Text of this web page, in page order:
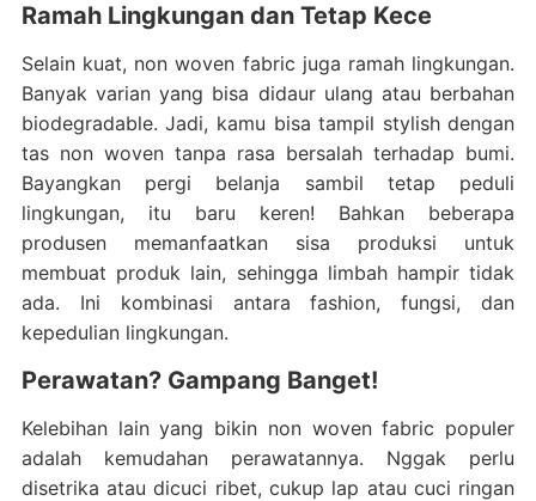
Ramah Lingkungan dan Tetap Kece
Selain kuat, non woven fabric juga ramah lingkungan.
Banyak varian yang bisa didaur ulang atau berbahan
biodegradable. Jadi, kamu bisa tampil stylish dengan
tas non woven tanpa rasa bersalah terhadap bumi.
Bayangkan pergi belanja sambil tetap peduli
lingkungan, itu baru keren! Bahkan beberapa
produsen memanfaatkan sisa produksi untuk
membuat produk lain, sehingga limbah hampir tidak
ada. Ini kombinasi antara fashion, fungsi, dan
kepedulian lingkungan.
Perawatan? Gampang Banget!
Kelebihan lain yang bikin non woven fabric populer
adalah kemudahan perawatannya. Nggak perlu
disetrika atau dicuci ribet, cukup lap atau cuci ringan